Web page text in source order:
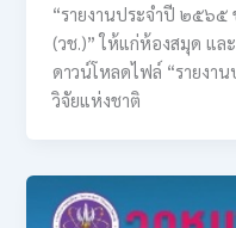
“รายงานประจำปี ๒๕๖๕
(วช.)” ให้แก่ห้องสมุด แล
ดาวน์โหลดไฟล์ “รายงา
วิจัยแห่งชาติ